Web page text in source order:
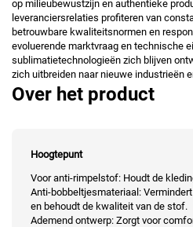
op milieubewustzijn en authentieke
leveranciersrelaties profiteren van
betrouwbare kwaliteitsnormen en
evoluerende marktvraag en technische
sublimatietechnologieën zich blijven
zich uitbreiden naar nieuwe industrieën
Over het product
Hoogtepunt
Voor anti-rimpelstof: Houdt de
Anti-bobbeltjesmateriaal:
en behoudt de kwaliteit van de stof.
Ademend ontwerp: Zorgt voor